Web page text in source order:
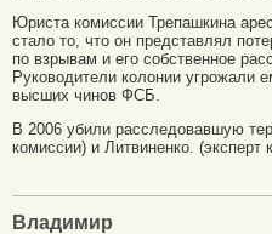
Юриста комиссии Трепашкина
стало то, что он представлял
по взрывам и его собственное
Руководители колонии угрожали
высших чинов ФСБ.
В 2006 убили расследовавшую
комиссии) и Литвиненко. (эксперт
Владимир